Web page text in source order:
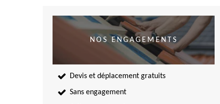
NOS ENGAGEMENTS
Devis et déplacement gratuits
Sans engagement